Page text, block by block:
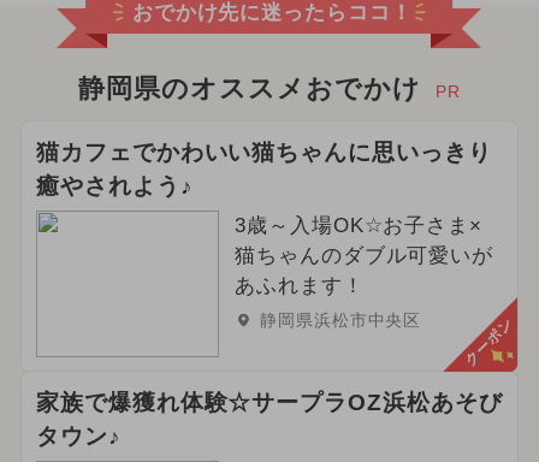
おでかけ先に迷ったらココ！
静岡県のオススメおでかけ PR
猫カフェでかわいい猫ちゃんに思いっきり
癒やされよう♪
3歳～入場OK☆お子さま×
猫ちゃんのダブル可愛いが
あふれます！
静岡県浜松市中央区 クーポン
家族で爆獲れ体験☆サープラOZ浜松あそび
タウン♪